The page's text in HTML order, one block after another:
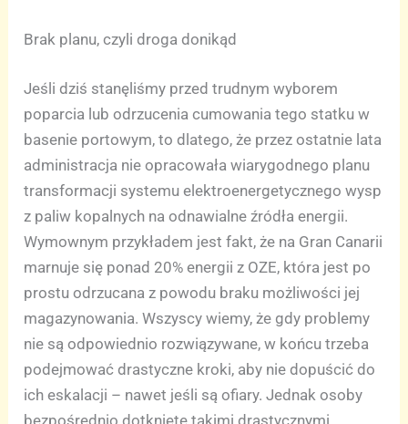
Brak planu, czyli droga donikąd
Jeśli dziś stanęliśmy przed trudnym wyborem
poparcia lub odrzucenia cumowania tego statku w
basenie portowym, to dlatego, że przez ostatnie lata
administracja nie opracowała wiarygodnego planu
transformacji systemu elektroenergetycznego wysp
z paliw kopalnych na odnawialne źródła energii.
Wymownym przykładem jest fakt, że na Gran Canarii
marnuje się ponad 20% energii z OZE, która jest po
prostu odrzucana z powodu braku możliwości jej
magazynowania. Wszyscy wiemy, że gdy problemy
nie są odpowiednio rozwiązywane, w końcu trzeba
podejmować drastyczne kroki, aby nie dopuścić do
ich eskalacji – nawet jeśli są ofiary. Jednak osoby
bezpośrednio dotknięte takimi drastycznymi